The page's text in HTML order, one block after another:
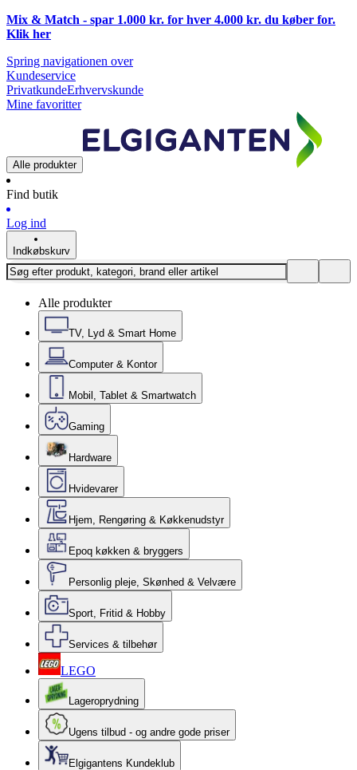
Mix & Match - spar 1.000 kr. for hver 4.000 kr. du køber for.
Klik her
Spring navigationen over
Kundeservice
PrivatkundeErhvervskunde
Mine favoritter
Alle produkter
Find butik
Log ind
Indkøbskurv
Alle produkter
TV, Lyd & Smart Home
Computer & Kontor
Mobil, Tablet & Smartwatch
Gaming
Hardware
Hvidevarer
Hjem, Rengøring & Køkkenudstyr
Epoq køkken & bryggers
Personlig pleje, Skønhed & Velvære
Sport, Fritid & Hobby
Services & tilbehør
LEGO
Lageroprydning
Ugens tilbud - og andre gode priser
Elgigantens Kundeklub